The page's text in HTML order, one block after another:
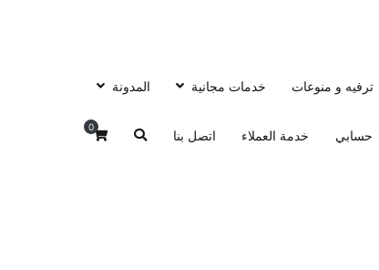
ترفيه و منوعات خدمات مجانية المدونة
حسابي خدمة العملاء اتصل بنا
0